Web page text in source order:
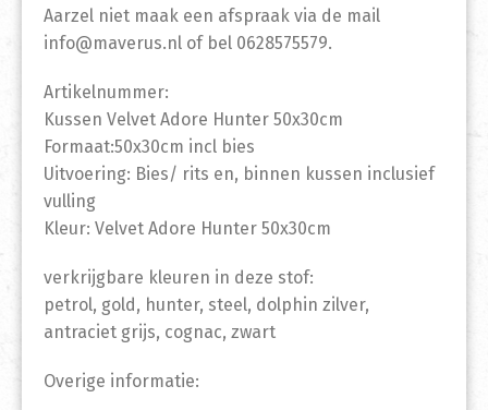
Aarzel niet maak een afspraak via de mail
info@maverus.nl of bel 0628575579.
Artikelnummer:
Kussen Velvet Adore Hunter 50x30cm
Formaat:50x30cm incl bies
Uitvoering: Bies/ rits en, binnen kussen inclusief
vulling
Kleur: Velvet Adore Hunter 50x30cm
verkrijgbare kleuren in deze stof:
petrol, gold, hunter, steel, dolphin zilver,
antraciet grijs, cognac, zwart
Overige informatie: